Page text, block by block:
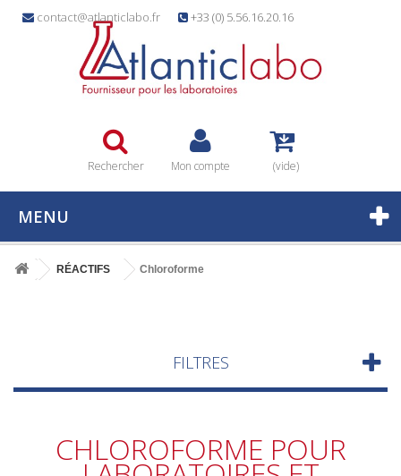
contact@atlanticlabo.fr +33 (0) 5.56.16.20.16
Rechercher Mon compte (vide)
MENU
RÉACTIFS Chloroforme
FILTRES
CHLOROFORME POUR